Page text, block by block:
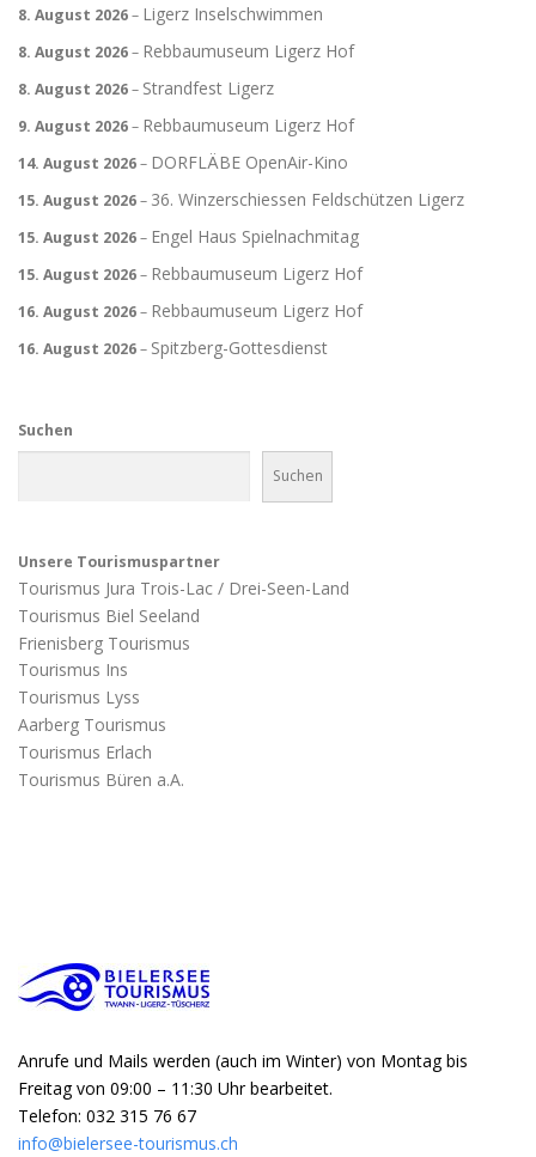
8. August 2026– Ligerz Inselschwimmen
8. August 2026– Rebbaumuseum Ligerz Hof
8. August 2026– Strandfest Ligerz
9. August 2026– Rebbaumuseum Ligerz Hof
14. August 2026– DORFLÄBE OpenAir-Kino
15. August 2026– 36. Winzerschiessen Feldschützen Ligerz
15. August 2026– Engel Haus Spielnachmitag
15. August 2026– Rebbaumuseum Ligerz Hof
16. August 2026– Rebbaumuseum Ligerz Hof
16. August 2026– Spitzberg-Gottesdienst
Suchen
Suchen
Unsere Tourismuspartner
Tourismus Jura Trois-Lac / Drei-Seen-Land
Tourismus Biel Seeland
Frienisberg Tourismus
Tourismus Ins
Tourismus Lyss
Aarberg Tourismus
Tourismus Erlach
Tourismus Büren a.A.
Anrufe und Mails werden (auch im Winter) von Montag bis
Freitag von 09:00 – 11:30 Uhr bearbeitet.
Telefon: 032 315 76 67
info@bielersee-tourismus.ch